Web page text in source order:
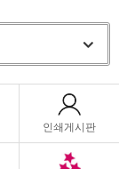
인쇄게시판